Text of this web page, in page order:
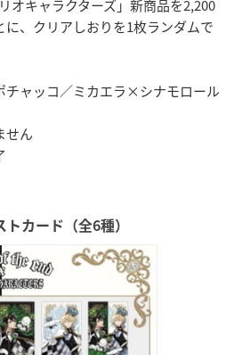
オキャラクターズ」新商品を2,200
、クリアしおりを1枚ランダムで
ャッコ／ミカエラ×シナモロール
せん
トカード（全6種）